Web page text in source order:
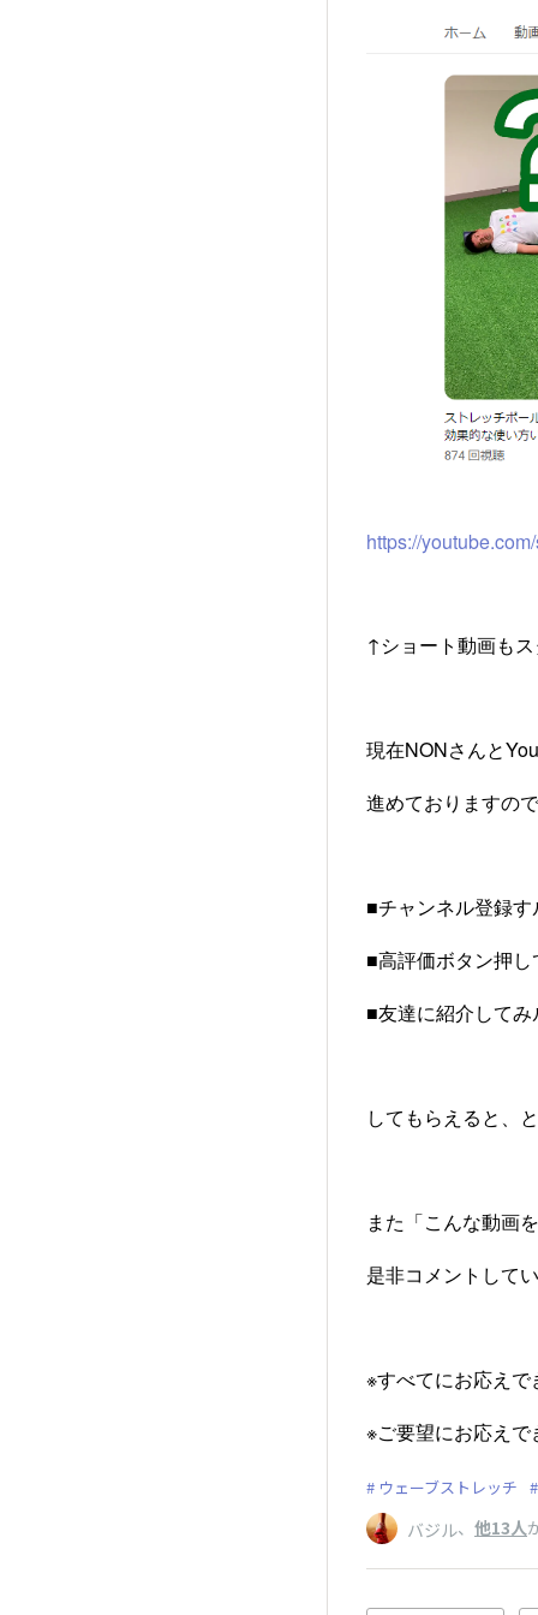
https://
↑ショート動画も
現在NONさんと
進めておりますの
■チャンネル登録す
■高評価ボタン押
■友達に紹介してみ
してもらえると、
また「こんな動画
是非コメントして
※すべてにお応え
※ご要望にお応え
ウェーブストレッチ
バジル、 他13人